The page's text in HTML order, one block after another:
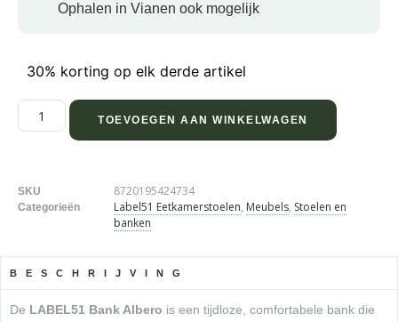
Ophalen in Vianen ook mogelijk
30% korting op elk derde artikel
TOEVOEGEN AAN WINKELWAGEN
SKU 8720195424734
Categorieën Label51 Eetkamerstoelen, Meubels, Stoelen en
banken
BESCHRIJVING
De LABEL51 Bank Albero is een tijdloze, comfortabele bank die